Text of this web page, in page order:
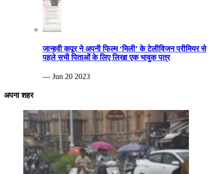
जान्हवी कपूर ने अपनी फिल्म ‘मिली’ के टेलीविजन प्रीमियर से
पहले सभी पिताओं के लिए लिखा एक भावुक पत्र
— Jun 20 2023
अपना शहर